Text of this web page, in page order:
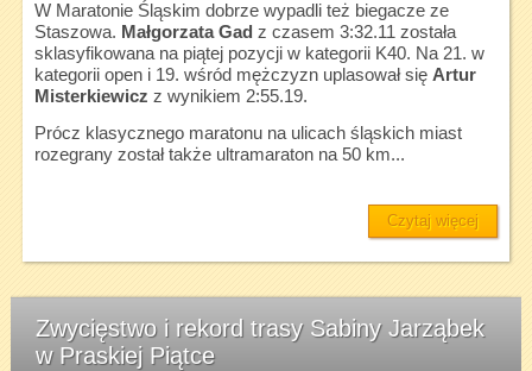
W Maratonie Śląskim dobrze wypadli też biegacze ze
Staszowa. Małgorzata Gad z czasem 3:32.11 została
sklasyfikowana na piątej pozycji w kategorii K40. Na 21. w
kategorii open i 19. wśród mężczyzn uplasował się Artur
Misterkiewicz z wynikiem 2:55.19.
Prócz klasycznego maratonu na ulicach śląskich miast
rozegrany został także ultramaraton na 50 km...
Czytaj więcej
Zwycięstwo i rekord trasy Sabiny Jarząbek
w Praskiej Piątce